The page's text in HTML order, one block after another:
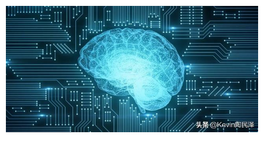
场景
product_manager_ai_application_scenarios_backg
round.png 如果您是一名人工智能领域的产品经
理，或者对人工智能领域感兴趣，那建议您应该对
当今人工智能技术的应用场景有所了解。AI 无处不
在，我们几乎每天都在使用它，以下是您每天可能
不知道在使用 AI 的一些事情： Face ID：具有人脸